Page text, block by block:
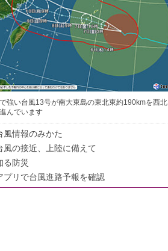
強い台風13号が南大東島の東北東約190kmを西北
んでいます
風情報のみかた
風の接近、上陸に備えて
る防災
プリで台風進路予報を確認